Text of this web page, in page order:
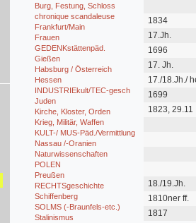
Burg, Festung, Schloss
chronique scandaleuse
Frankfurt/Main
Frauen
GEDENKstättenpäd.
Gießen
Habsburg / Österreich
Hessen
INDUSTRIEkult/TEC-gesch
Juden
Kirche, Kloster, Orden
Krieg, Militär, Waffen
KULT-/ MUS-Päd./Vermittlung
Nassau /-Oranien
Naturwissenschaften
POLEN
Preußen
RECHTSgeschichte
Schiffenberg
SOLMS (-Braunfels-etc.)
Stalinismus
1834
17.Jh.
1696
17. Jh.
17./18.Jh./
1699
1823, 29.11
18./19.Jh.
1810ner ff.
1817